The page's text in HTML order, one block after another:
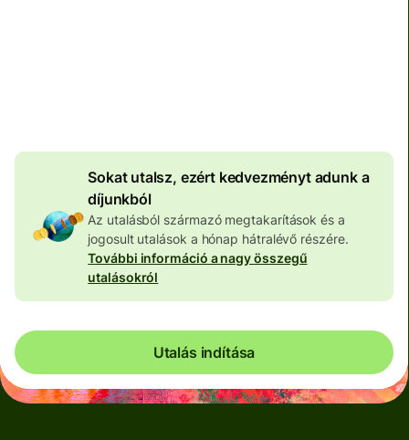
Sokat utalsz, ezért kedvezményt adunk a
díjunkból
Az utalásból származó megtakarítások és a
jogosult utalások a hónap hátralévő részére.
További információ a nagy összegű
utalásokról
Utalás indítása